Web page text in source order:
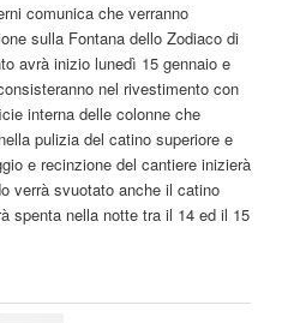
comunica che verranno
sulla Fontana dello Zodiaco di
avrà inizio lunedì 15 gennaio e
nel rivestimento con
interna delle colonne che
pulizia del catino superiore e
e recinzione del cantiere inizierà
verrà svuotato anche il catino
spenta nella notte tra il 14 ed il 15